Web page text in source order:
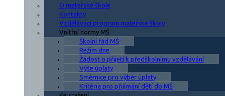
O mateřské škole
Kontakty
Vzdělávací program mateřské školy
Vnitřní normy MŠ
Školní řád MŠ
Režim dne
Žádost o přijetí k předškolnímu vzdělávání
Výše úplaty
Směrnice pro výběr úplaty
Kritéria pro přijímání dětí do MŠ